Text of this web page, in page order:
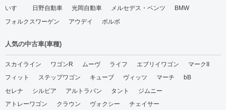
いすゞ
日野自動車 光岡自動車 メルセデス・ベンツ
BMW
フォルクスワーゲン
アウデイ ボルボ
人気の中古車(車種)
スカイライン ワゴンR ムーヴ ライフ エブリイワゴン
マークII
フィット
ステップワゴン キューブ ヴィッツ マーチ
bB
セレナ
シルビア アルトラパン タント
ジムニー
アトレーワゴン
クラウン ヴォクシー チェイサー